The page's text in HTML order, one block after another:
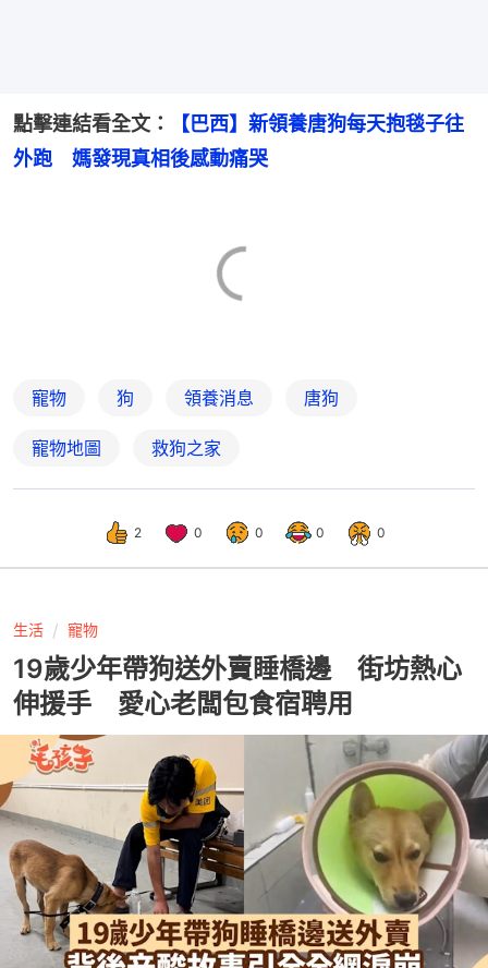
點擊連結看全文：
【巴西】新領養唐狗每天抱毯子往
外跑　媽發現真相後感動痛哭
寵物 狗 領養消息 唐狗
寵物地圖 救狗之家
2 0 0 0 0
生活 寵物
19歲少年帶狗送外賣睡橋邊 街坊熱心
伸援手 愛心老闆包食宿聘用